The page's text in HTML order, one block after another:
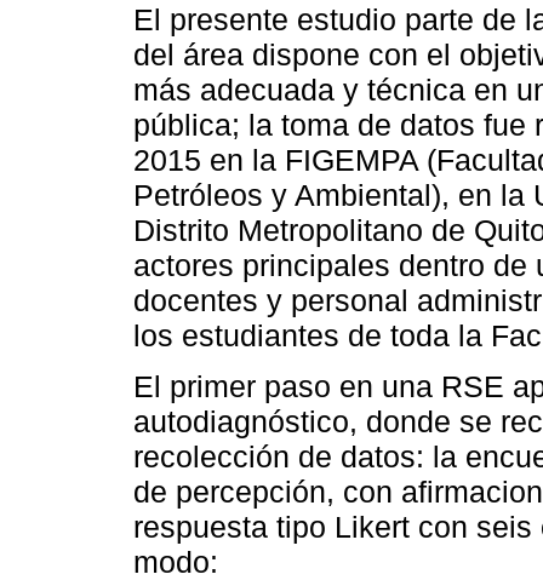
El presente estudio parte de
del área dispone con el
más adecuada y técnica en
pública; la toma de datos fue
2015 en la FIGEMPA
Petróleos y Ambiental), en la
Distrito Metropolitano de
actores principales dentro
docentes y personal
los estudiantes de toda la
El primer paso en una RSE
autodiagnóstico, donde se
recolección de datos: la
de percepción, con
respuesta tipo Likert con
modo: